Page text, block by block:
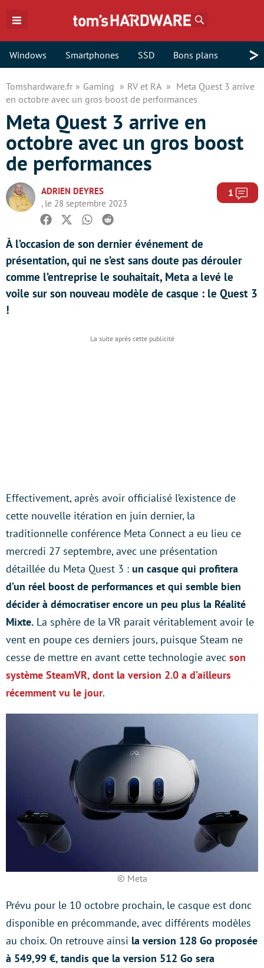
Windows Smartphones SSD Bons plans >
Tomshardware.fr Gaming RV et RA
Meta Quest 3 arrive
en octobre avec un gros boost de performances
Meta Quest 3 arrive en
octobre avec un gros boost
de performances
ADRIEN DEYRES
, le 28 septembre 2023
1
Facebook
TwitterWhatsapp
Reddit
À l’occasion de son dernier événement de
présentation, qui ne s’est sans doute pas dérouler
comme l’entreprise le souhaitait, Meta a levé le
voile sur son nouveau modèle de casque : le Quest 3
!
Effectivement, après avoir officialisé l’existence de
cette nouvelle itération en juin dernier, la
traditionnelle conférence Meta Connect a eu lieu ce
mercredi 27 septembre, avec une présentation
détaillée du Meta Quest 3 : un casque qui profitera
d’un réel boost de performances et qui semble bien
décider à démocratiser encore un peu plus la Réalité
Mixte. La sphère de la VR parait véritablement avoir le
vent en poupe ces derniers jours, puisque Steam ne
cesse de mettre en avant cette technologie avec son
système SteamVR, dont la version 2.0 a d’ailleurs
récemment vu le jour.
© Meta
Prévu pour le 10 octobre prochain, le casque est donc
disponible en précommande, avec différents modèles
au choix. On retrouve ainsi la version 128 Go proposée
à 549,99 €, tandis que la version 512 Go sera